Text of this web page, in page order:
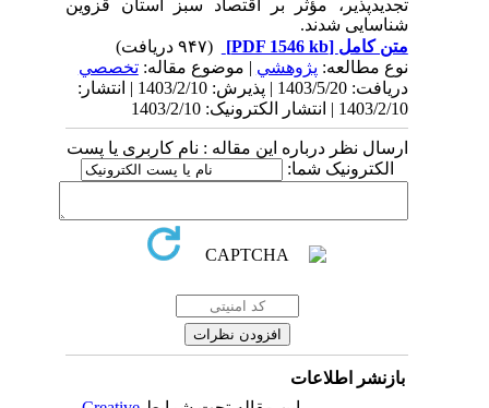
تجدیدپذیر، مؤثر بر اقتصاد سبز استان قزوین
شناسایی شدند.
متن کامل[PDF 1546 kb]
نوع مطالعه:پژوهشي| موضوع مقاله:تخصصي
دریافت: 1403/5/20 | پذیرش: 1403/2/10 | انتشار:
1403/2/10 | انتشار الکترونیک: 1403/2/10
ارسال نظر درباره این مقاله : نام کاربری یا پست
الکترونیک شما:
بازنشر اطلاعات